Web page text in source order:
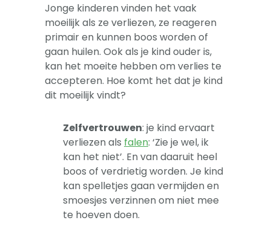
Jonge kinderen vinden het vaak
moeilijk als ze verliezen, ze reageren
primair en kunnen boos worden of
gaan huilen. Ook als je kind ouder is,
kan het moeite hebben om verlies te
accepteren. Hoe komt het dat je kind
dit moeilijk vindt?
Zelfvertrouwen: je kind ervaart
verliezen als falen: ‘Zie je wel, ik
kan het niet’. En van daaruit heel
boos of verdrietig worden. Je kind
kan spelletjes gaan vermijden en
smoesjes verzinnen om niet mee
te hoeven doen.